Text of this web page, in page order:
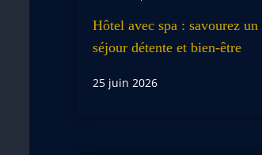
Hôtel avec spa : savourez un
séjour détente et bien-être
25 juin 2026